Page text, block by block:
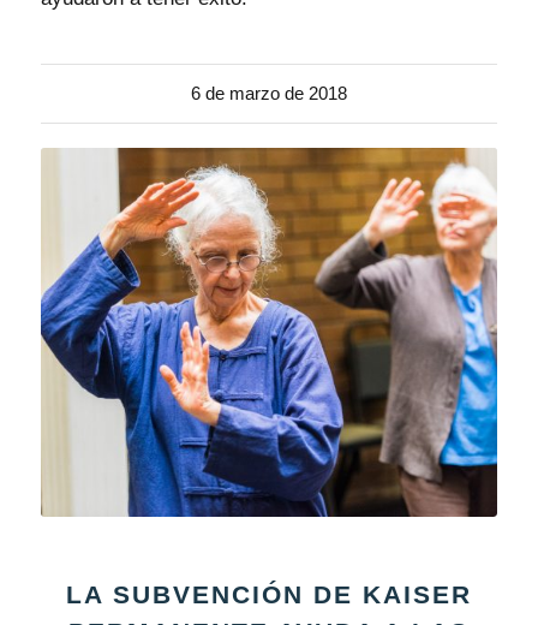
6 de marzo de 2018
LA SUBVENCIÓN DE KAISER